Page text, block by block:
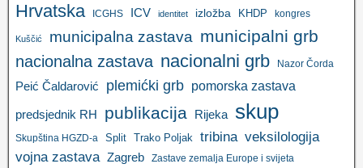
Hrvatska ICGHS ICV identitet izložba KHDP kongres
Kuščić municipalna zastava municipalni grb
nacionalna zastava nacionalni grb Nazor Čorda
Peić Čaldarović plemićki grb pomorska zastava
predsjednik RH publikacija Rijeka skup
Skupština HGZD-a Split Trako Poljak tribina veksilologija
vojna zastava Zagreb Zastave zemalja Europe i svijeta